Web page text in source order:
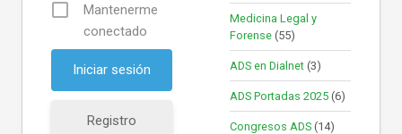
Mantenerme
conectado
Registro
Medicina Legal y
Forense (55)
ADS en Dialnet (3)
ADS Portadas 2025 (6)
Congresos ADS (14)